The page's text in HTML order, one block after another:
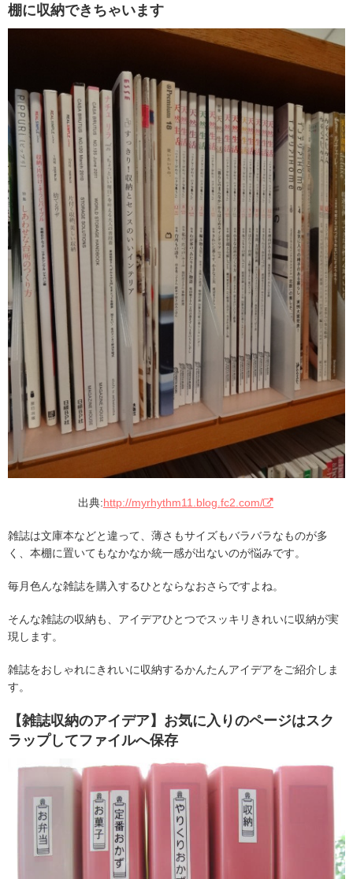
棚に収納できちゃいます
出典:http://myrhythm11.blog.fc2.com/
雑誌は文庫本などと違って、薄さもサイズもバラバラなものが多
く、本棚に置いてもなかなか統一感が出ないのが悩みです。
毎月色んな雑誌を購入するひとならなおさらですよね。
そんな雑誌の収納も、アイデアひとつでスッキリきれいに収納が実
現します。
雑誌をおしゃれにきれいに収納するかんたんアイデアをご紹介しま
す。
【雑誌収納のアイデア】お気に入りのページはスク
ラップしてファイルへ保存